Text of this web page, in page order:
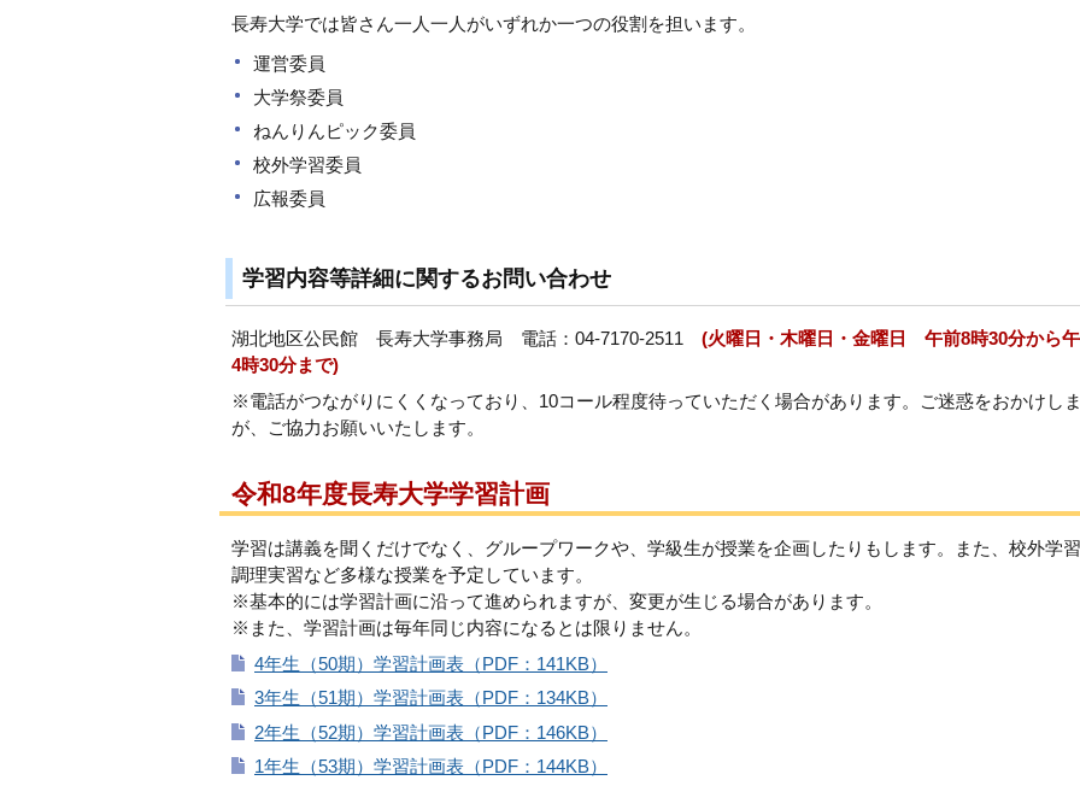
長寿大学では皆さん一人一人がいずれか一つの役割を担います。
運営委員
大学祭委員
ねんりんピック委員
校外学習委員
広報委員
学習内容等詳細に関するお問い合わせ
湖北地区公民館 長寿大学事務局 電話：04-7170-2511 (火曜日・木曜日・金曜日 午前8時30分から
4時30分まで)
※電話がつながりにくくなっており、10コール程度待っていただく場合があります。ご迷惑をおかけし
が、ご協力お願いいたします。
令和8年度長寿大学学習計画
学習は講義を聞くだけでなく、グループワークや、学級生が授業を企画したりもします。また、校外学
調理実習など多様な授業を予定しています。
※基本的には学習計画に沿って進められますが、変更が生じる場合があります。
※また、学習計画は毎年同じ内容になるとは限りません。
4年生（50期）学習計画表（PDF：141KB）
3年生（51期）学習計画表（PDF：134KB）
2年生（52期）学習計画表（PDF：146KB）
1年生（53期）学習計画表（PDF：144KB）